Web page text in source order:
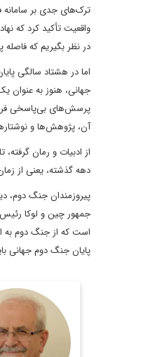
ترک‌های جدی بر سامانه
واقعیت تأکید کرد که
در نظر بگیریم که
اما در هشتاد سالگی
جهانی، هنوز به عنوان
پرسش‌های بی‌پاسخی
آن، پژوهش‌ها و
از ادبیات و رمان
دهه گذشته، یعنی از
پیروزمندان جنگ دوم،
جمهور چین و لوکا رئیس
است که از جنگ دوم به
پایان جنگ دوم جهانی
رئیس پیشین
مطالعات
بین‌المللی